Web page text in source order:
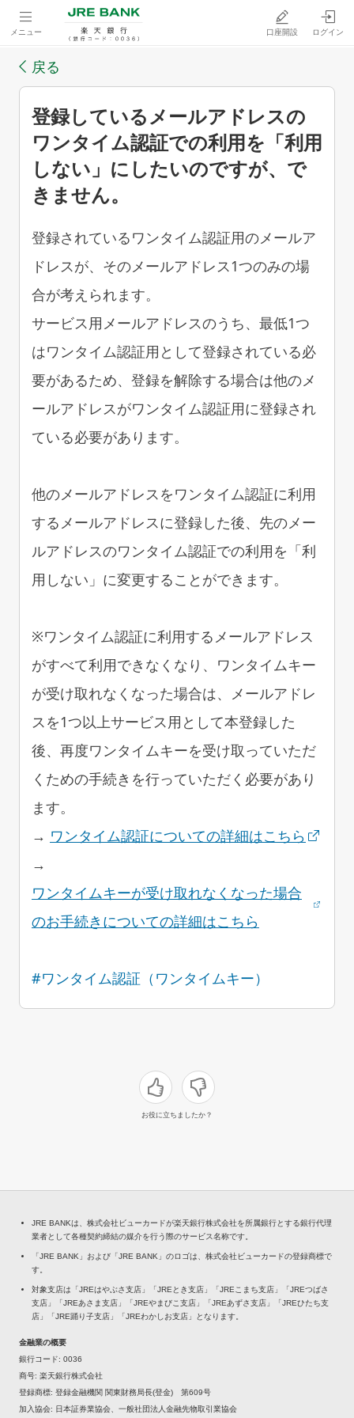
メニュー 口座開設 ログイン
戻る
登録しているメールアドレスの
ワンタイム認証での利用を「利用
しない」にしたいのですが、で
きません。
登録されているワンタイム認証用のメールア
ドレスが、そのメールアドレス1つのみの場
合が考えられます。
サービス用メールアドレスのうち、最低1つ
はワンタイム認証用として登録されている必
要があるため、登録を解除する場合は他のメ
ールアドレスがワンタイム認証用に登録され
ている必要があります。
他のメールアドレスをワンタイム認証に利用
するメールアドレスに登録した後、先のメー
ルアドレスのワンタイム認証での利用を「利
用しない」に変更することができます。
※ワンタイム認証に利用するメールアドレス
がすべて利用できなくなり、ワンタイムキー
が受け取れなくなった場合は、メールアドレ
スを1つ以上サービス用として本登録した
後、再度ワンタイムキーを受け取っていただ
くための手続きを行っていただく必要があり
ます。
→ ワンタイム認証についての詳細はこちら
→
ワンタイムキーが受け取れなくなった場合
のお手続きについての詳細はこちら
#ワンタイム認証（ワンタイムキー）
お役に立ちましたか？
JRE BANKは、株式会社ビューカードが楽天銀行株式会社を所属銀行とする銀行代理
業者として各種契約締結の媒介を行う際のサービス名称です。
「JRE BANK」および「JRE BANK」のロゴは、株式会社ビューカードの登録商標で
す。
対象支店は「JREはやぶさ支店」「JREとき支店」「JREこまち支店」「JREつばさ
支店」「JREあさま支店」「JREやまびこ支店」「JREあずさ支店」「JREひたち支
店」「JRE踊り子支店」「JREわかしお支店」となります。
金融業の概要
銀行コード
0036
商号 楽天銀行株式会社
登録商標 登録金融機関 関東財務局長(登金) 第609号
加入協会
日本証券業協会、一般社団法人金融先物取引業協会